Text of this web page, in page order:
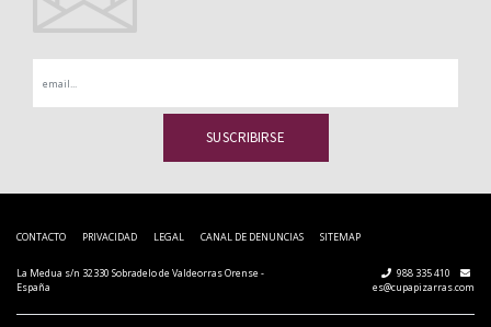
CONTACTO PRIVACIDAD LEGAL CANAL DE DENUNCIAS SITEMAP
La Medua s/n 32330 Sobradelo de Valdeorras Orense -
España
988 335 410
es@cupapizarras.com